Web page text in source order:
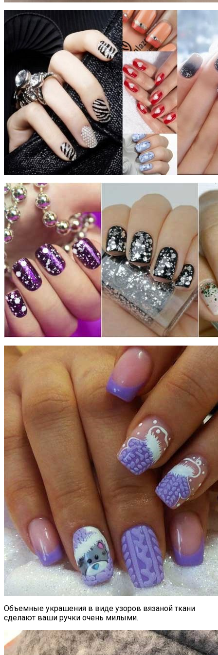
Объемные украшения в виде узоров вязаной ткани
сделают ваши ручки очень милыми.